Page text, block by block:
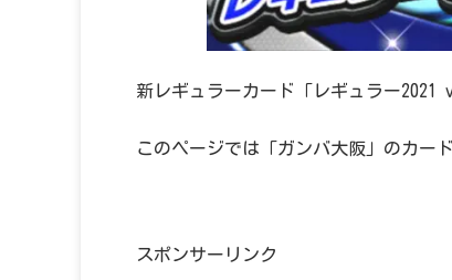
新レギュラーカード「レギュラー2021
このページでは「ガンバ大阪」のカー
スポンサーリンク